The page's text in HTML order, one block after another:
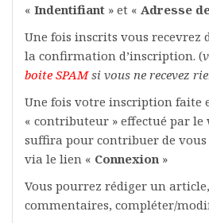
« Indentifiant » et « Adresse
Une fois inscrits vous
la confirmation d’inscription. (
boite SPAMsi vous ne recevez
Une fois votre inscription faite
« contributeur » effectué par le
suffira pour contribuer de
via le lien « Connexion »
Vous pourrez rédiger un
commentaires, compléter/